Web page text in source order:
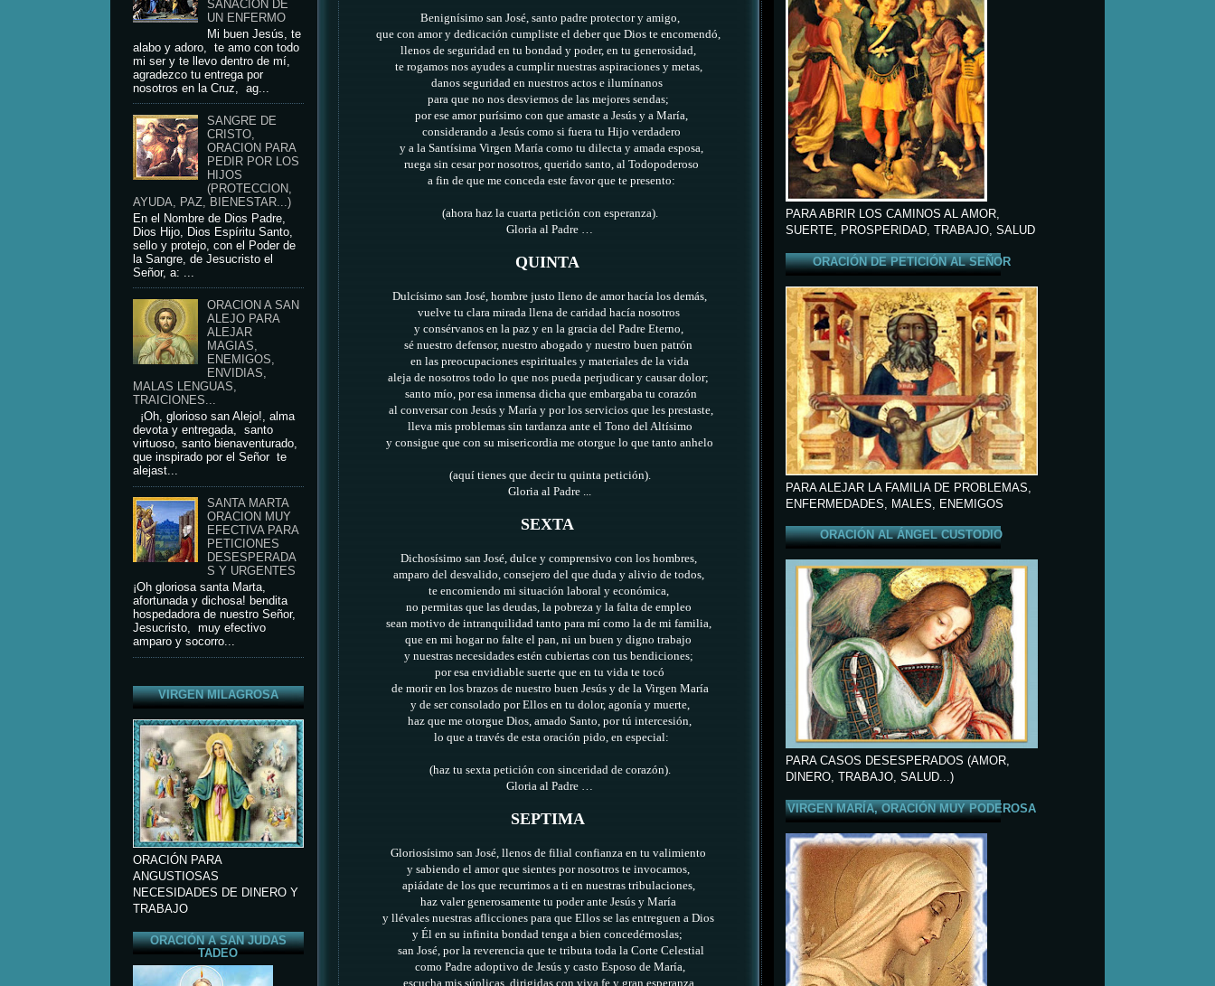
SANACION DE
UN ENFERMO
Mi buen Jesús, te
alabo y adoro, te amo con todo
mi ser y te llevo dentro de mí,
agradezco tu entrega por
nosotros en la Cruz, ag...
SANGRE DE
CRISTO,
ORACION PARA
PEDIR POR LOS
HIJOS
(PROTECCION,
AYUDA, PAZ, BIENESTAR...)
En el Nombre de Dios Padre,
Dios Hijo, Dios Espíritu Santo,
sello y protejo, con el Poder de
la Sangre, de Jesucristo el
Señor, a: ...
ORACION A SAN
ALEJO PARA
ALEJAR
MAGIAS,
ENEMIGOS,
ENVIDIAS,
MALAS LENGUAS,
TRAICIONES...
¡Oh, glorioso san Alejo!, alma
devota y entregada, santo
virtuoso, santo bienaventurado,
que inspirado por el Señor te
alejast...
SANTA MARTA
ORACION MUY
EFECTIVA PARA
PETICIONES
DESESPERADA
S Y URGENTES
¡Oh gloriosa santa Marta,
afortunada y dichosa! bendita
hospedadora de nuestro Señor,
Jesucristo, muy efectivo
amparo y socorro...
VIRGEN MILAGROSA
ORACIÓN PARA
ANGUSTIOSAS
NECESIDADES DE DINERO Y
TRABAJO
ORACIÓN A SAN JUDAS
TADEO
Benignísimo san José, santo padre protector y amigo,
que con amor y dedicación cumpliste el deber que Dios te encomendó,
llenos de seguridad en tu bondad y poder, en tu generosidad,
te rogamos nos ayudes a cumplir nuestras aspiraciones y metas,
danos seguridad en nuestros actos e ilumínanos
para que no nos desviemos de las mejores sendas;
por ese amorpurísimo con que amaste a Jesús y a María,
considerando a Jesús como si fuera tu Hijo verdadero
y a la Santísima Virgen María como tu dilecta y amada esposa,
ruega sin cesar por nosotros, querido santo, al Todopoderoso
a fin de que me conceda este favor que te presento:
(ahora haz la cuarta petición con esperanza).
Gloria al Padre …
QUINTA
Dulcísimo san José, hombre justo lleno de amor hacía los demás,
vuelve tu clara mirada llena de caridad hacía nosotros
y consérvanos en la paz y en la gracia del Padre Eterno,
sé nuestro defensor, nuestro abogado y nuestro buen patrón
en las preocupaciones espirituales y materiales de la vida
aleja de nosotros todo lo que nos pueda perjudicar y causar dolor;
santo mío, por esa inmensa dicha que embargaba tu corazón
al conversar con Jesús y María y por los servicios que les prestaste,
lleva mis problemas sin tardanza ante el Tono del Altísimo
y consigue que con su misericordia me otorgue lo que tanto anhelo
(aquí tienes que decir tu quinta petición).
Gloria al Padre ...
SEXTA
Dichosísimo san José, dulce y comprensivo con los hombres,
amparo del desvalido, consejero del que duda y alivio de todos,
te encomiendo mi situación laboral y económica,
no permitas que las deudas, la pobreza y la falta de empleo
sean motivo de intranquilidad tanto para mí como la de mi familia,
que en mi hogar no falte el pan, ni un buen y digno trabajo
y nuestras necesidades estén cubiertas con tus bendiciones;
por esa envidiable suerte que en tu vida te tocó
de morir en los brazos de nuestro buen Jesús y de la Virgen María
y de ser consolado por Ellos en tu dolor, agonía y muerte,
haz que me otorgue Dios, amado Santo, por tú intercesión,
lo que a través de esta oración pido, en especial:
(haz tu sexta petición con sinceridad de corazón).
Gloria al Padre …
SEPTIMA
Gloriosísimo san José, llenos de filial confianza en tu valimiento
y sabiendo el amor que sientes por nosotros te invocamos,
apiádate de los que recurrimos a ti en nuestras tribulaciones,
haz valer generosamente tu poder ante Jesús y María
y llévales nuestras aflicciones para que Ellos se las entreguen a Dios
y Él en su infinita bondad tenga a bien concedérnoslas;
san José, por la reverencia que te tributa toda la Corte Celestial
como Padre adoptivo de Jesús y casto Esposo de María,
PARA ABRIR LOS CAMINOS AL AMOR,
SUERTE, PROSPERIDAD, TRABAJO, SALUD
ORACIÓN DE PETICIÓN AL SEÑOR
PARA ALEJAR LA FAMILIA DE PROBLEMAS,
ENFERMEDADES, MALES, ENEMIGOS
ORACIÓN AL ÁNGEL CUSTODIO
PARA CASOS DESESPERADOS (AMOR,
DINERO, TRABAJO, SALUD...)
VIRGEN MARÍA, ORACIÓN MUY PODEROSA